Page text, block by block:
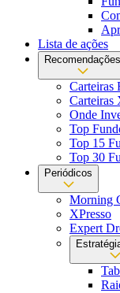
Lista de ações
Recomendações
Carteiras
Carteiras
Onde
Top
Top 15
Top 30
Periódicos
Morning
XPresso
Expert